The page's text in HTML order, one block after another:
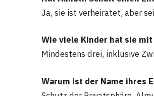
Ja, sie ist verheiratet, aber
Wie viele Kinder hat sie mit
Mindestens drei, inklusive
Warum ist der Name ihres